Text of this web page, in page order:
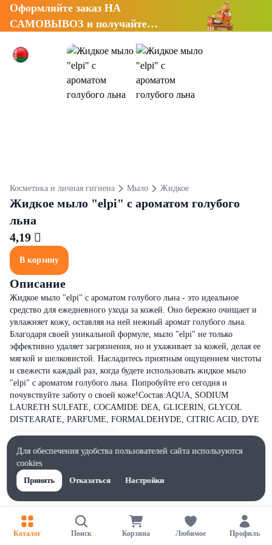
Оформляйте заказ НА
САМОВЫВОЗ и получайте
Косметика и личная гигиена Мыло Жидкое
Жидкое мыло "elpi" с ароматом голубого
льна
4,19 
В корзину
Описание
Жидкое мыло "elpi" с ароматом голубого льна - это идеальное
средство для ежедневного ухода за кожей. Оно бережно очищает и
увлажняет кожу, оставляя на ней нежный аромат голубого льна.
Благодаря своей уникальной формуле, мыло "elpi" не только
эффективно удаляет загрязнения, но и ухаживает за кожей, делая ее
мягкой и шелковистой. Насладитесь приятным ощущением чистоты
и свежести каждый раз, когда будете использовать жидкое мыло
"elpi" с ароматом голубого льна. Попробуйте его сегодня и
почувствуйте заботу о своей коже!Состав:AQUA, SODIUM
LAURETH SULFATE, COCAMIDE DEA, GLICERIN, GLYCOL
DISTEARATE, PARFUME, FORMALDEHYDE, CITRIC ACID, DYE
Каталог Поиск Корзина Любимое Профиль
Для обеспечения удобства пользователей сайта используются
cookies
Принять
Отказаться Настройки